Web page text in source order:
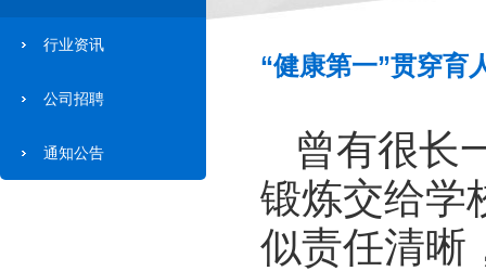
行业资讯
公司招聘
通知公告
“健康第一”贯穿育
曾有很长
锻炼交给学
似责任清晰